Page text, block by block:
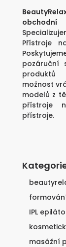
obchodní
Přístroje
pozáruční
produktů
možnost
modelů z
přístroje
přístroje.
IPL
masážní